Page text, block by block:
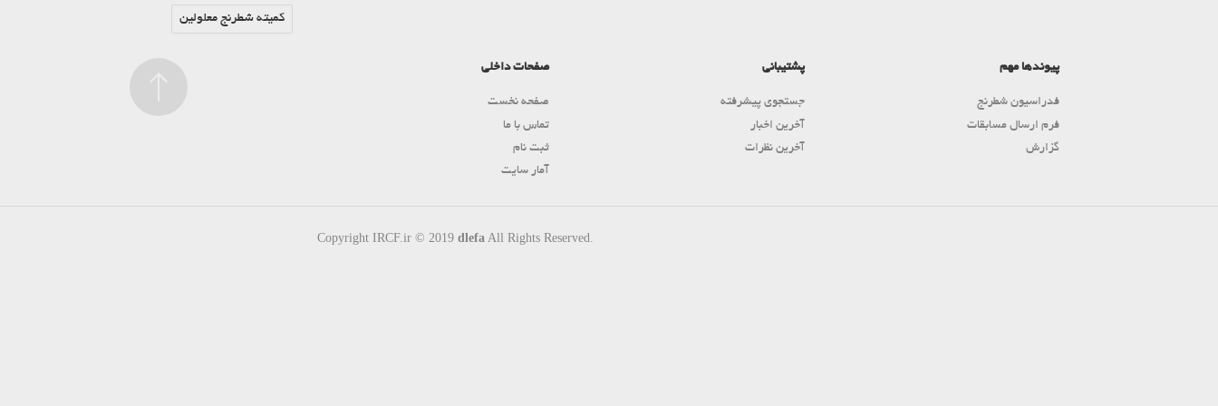
کمیته شطرنج معلولین
پیوندها مهم
فدراسیون شطرنج
فرم ارسال مسابقات
گزارش
پشتیبانی
جستجوی پیشرفته
آخرین اخبار
آخرین نظرات
صفحات داخلی
صفحه نخست
تماس با ما
ثبت نام
آمار سایت
Copyright IRCF.ir © 2019 dlefa All Rights Reserved.